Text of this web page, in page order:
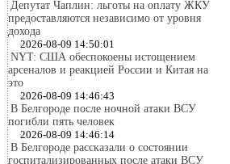
Депутат Чаплин: льготы на оплату ЖКУ
предоставляются независимо от уровня
дохода
2026-08-09 14:50:01
NYT: США обеспокоены истощением
арсеналов и реакцией России и Китая на
это
2026-08-09 14:46:43
В Белгороде после ночной атаки ВСУ
погибли пять человек
2026-08-09 14:46:14
В Белгороде рассказали о состоянии
госпитализированных после атаки ВСУ